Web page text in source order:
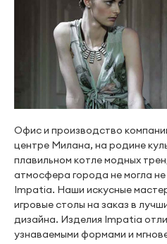
Офис и производство
центре Милана, на родине
плавильном котле модных
атмосфера города не могла
Impatia. Наши искусные
игровые столы на заказ в
дизайна. Изделия Impatia
узнаваемыми формами и